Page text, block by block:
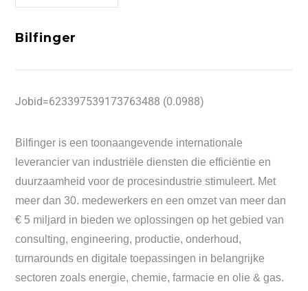
Bilfinger
Jobid=623397539173763488 (0.0988)
Bilfinger is een toonaangevende internationale
leverancier van industriële diensten die efficiëntie en
duurzaamheid voor de procesindustrie stimuleert. Met
meer dan 30. medewerkers en een omzet van meer dan
€ 5 miljard in bieden we oplossingen op het gebied van
consulting, engineering, productie, onderhoud,
turnarounds en digitale toepassingen in belangrijke
sectoren zoals energie, chemie, farmacie en olie & gas.